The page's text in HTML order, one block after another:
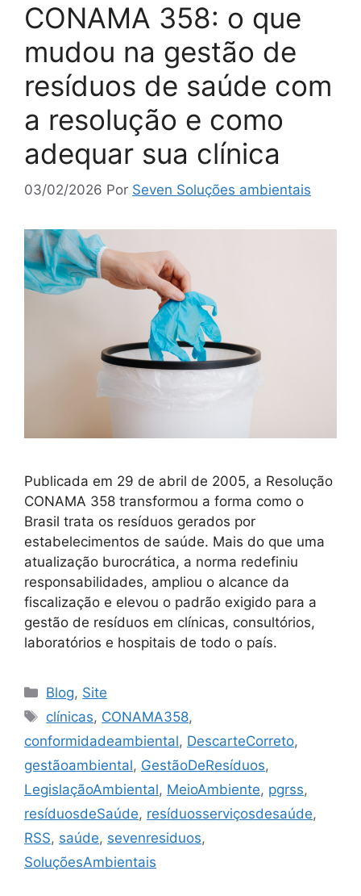
CONAMA 358: o que
mudou na gestão de
resíduos de saúde com
a resolução e como
adequar sua clínica
03/02/2026 Por Seven Soluções ambientais
Publicada em 29 de abril de 2005, a Resolução
CONAMA 358 transformou a forma como o
Brasil trata os resíduos gerados por
estabelecimentos de saúde. Mais do que uma
atualização burocrática, a norma redefiniu
responsabilidades, ampliou o alcance da
fiscalização e elevou o padrão exigido para a
gestão de resíduos em clínicas, consultórios,
laboratórios e hospitais de todo o país.
Blog, Site
clínicas, CONAMA358,
conformidadeambiental, DescarteCorreto,
gestãoambiental, GestãoDeResíduos,
LegislaçãoAmbiental, MeioAmbiente, pgrss,
resíduosdeSaúde, resíduosserviçosdesaúde,
RSS, saúde, sevenresiduos,
SoluçõesAmbientais